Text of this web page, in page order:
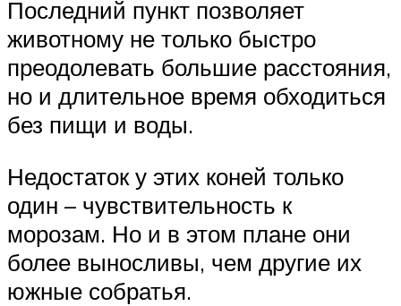
Последний пункт позволяет
животному не только быстро
преодолевать большие расстояния,
но и длительное время обходиться
без пищи и воды.
Недостаток у этих коней только
один – чувствительность к
морозам. Но и в этом плане они
более выносливы, чем другие их
южные собратья.